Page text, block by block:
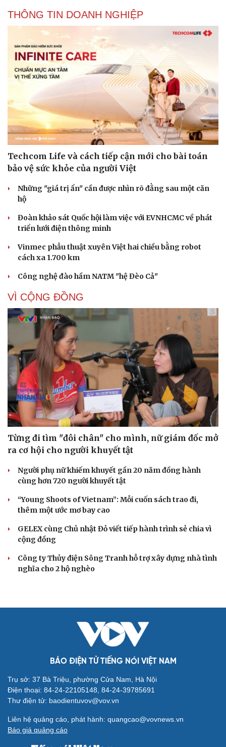
THÔNG TIN DOANH NGHIỆP
Techcom Life và cách tiếp cận mới cho bài toán
bảo vệ sức khỏe của người Việt
Những "giá trị ẩn" cần được nhìn rõ đằng sau một căn
hộ
Đoàn khảo sát Quốc hội làm việc với EVNHCMC về phát
triển lưới điện thông minh
Vinmec phẫu thuật xuyên Việt hai chiều bằng robot
cách xa 1.700 km
Công nghệ đào hầm NATM "hệ Đèo Cả"
VÌ CỘNG ĐỒNG
Từng đi tìm "đôi chân" cho mình, nữ giám đốc mở
ra cơ hội cho người khuyết tật
Người phụ nữ khiếm khuyết gần 20 năm đồng hành
cùng hơn 720 người khuyết tật
“Young Shoots of Vietnam”: Mỗi cuốn sách trao đi,
thêm một ước mơ bay cao
GELEX cùng Chủ nhật Đỏ viết tiếp hành trình sẻ chia vì
cộng đồng
Công ty Thủy điện Sông Tranh hỗ trợ xây dựng nhà tình
nghĩa cho 2 hộ nghèo
BÁO ĐIỆN TỬ TIẾNG NÓI VIỆT NAM
Trụ sở: 37 Bà Triệu, phường Cửa Nam, Hà Nội
Điện thoại: 84-24-22105148, 84-24-39785691
Thư điện tử: baodientuvov@vov.vn
Liên hệ quảng cáo, phát hành: quangcao@vovnews.vn
Báo giá quảng cáo